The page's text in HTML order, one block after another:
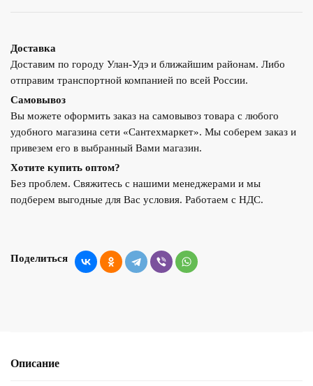
Доставка
Доставим по городу Улан-Удэ и ближайшим районам. Либо
отправим транспортной компанией по всей России.
Самовывоз
Вы можете оформить заказ на самовывоз товара с любого
удобного магазина сети «Сантехмаркет». Мы соберем заказ и
привезем его в выбранный Вами магазин.
Хотите купить оптом?
Без проблем. Свяжитесь с нашими менеджерами и мы
подберем выгодные для Вас условия. Работаем с НДС.
Поделиться
Описание